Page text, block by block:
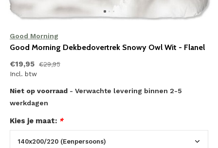
Good Morning
Good Morning Dekbedovertrek Snowy Owl Wit - Flanel
€19,95 €29,95
Incl. btw
Niet op voorraad - Verwachte levering binnen 2-5
werkdagen
Kies je maat: *